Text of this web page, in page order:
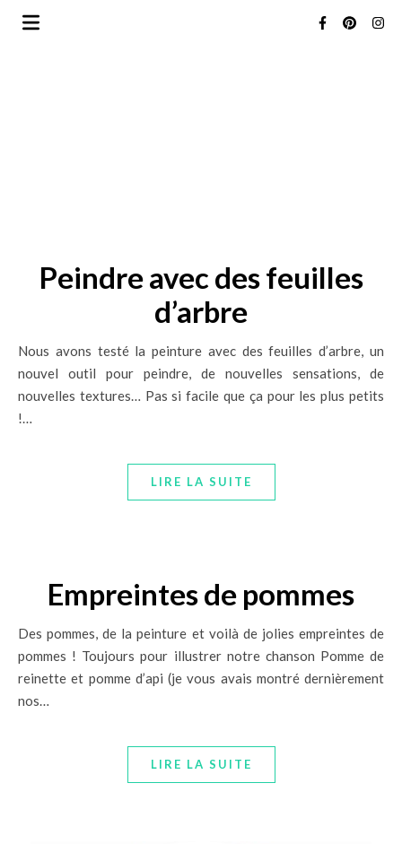
Peindre avec des feuilles
d’arbre
Nous avons testé la peinture avec des feuilles d’arbre, un
nouvel outil pour peindre, de nouvelles sensations, de
nouvelles textures… Pas si facile que ça pour les plus petits
!…
LIRE LA SUITE
Empreintes de pommes
Des pommes, de la peinture et voilà de jolies empreintes de
pommes ! Toujours pour illustrer notre chanson Pomme de
reinette et pomme d’api (je vous avais montré dernièrement
nos…
LIRE LA SUITE